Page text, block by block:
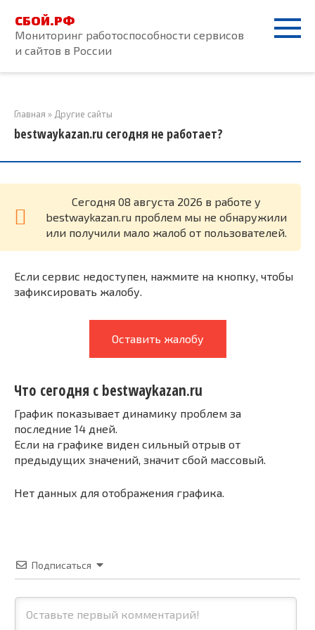
контенту
СБОЙ.РФ
Мониторинг работоспособности сервисов
и сайтов в России
Главная » Другие сайты
bestwaykazan.ru сегодня не работает?
Cегодня 08 августа 2026 в работе у
bestwaykazan.ru проблем мы не обнаружили
или получили мало жалоб от пользователей.
Если сервис недоступен, нажмите на кнопку, чтобы
зафиксировать жалобу.
Оставить жалобу
Что сегодня с bestwaykazan.ru
График показывает динамику проблем за
последние 14 дней.
Если на графике виден сильный отрыв от
предыдущих значений, значит сбой массовый.
Нет данных для отображения графика.
Подписаться